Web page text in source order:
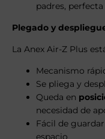
padres,
Plegado y
La Anex Air-Z Plus
Mecanismo
Se pliega y
Queda en
necesidad de
Fácil de
espacio